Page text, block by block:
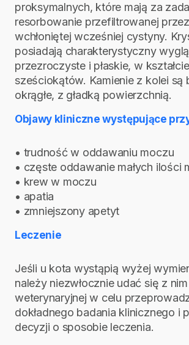
proksymalnych, które mają za
resorbowanie przefiltrowanej
wchłoniętej wcześniej cystyny.
posiadają charakterystyczny
przezroczyste i płaskie, w kształcie
sześciokątów. Kamienie z kolei są
okrągłe, z gładką powierzchnią.
Objawy kliniczne występujące
• trudność w oddawaniu moczu
• częste oddawanie małych ilości
• krew w moczu
• apatia
• zmniejszony apetyt
Leczenie
Jeśli u kota wystąpią wyżej
należy niezwłocznie udać się z
weterynaryjnej w celu
dokładnego badania klinicznego i
decyzji o sposobie leczenia.